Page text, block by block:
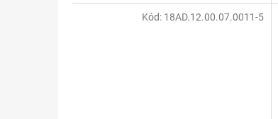
Kód: 18AD.12.00.07.0011-5